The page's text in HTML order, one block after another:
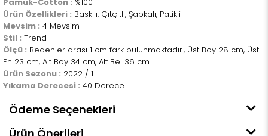
Pamuk-Cotton : %100
Ürün Özellikleri : Baskılı, Çıtçıtlı, Şapkalı, Patikli
Mevsim : 4 Mevsim
Stil : Trend
Ölçü : Bedenler arası 1 cm fark bulunmaktadır., Üst Boy 28 cm, Üst
En 23 cm, Alt Boy 34 cm, Alt Bel 36 cm
Ürün Sezonu : 2022 / 1
Yıkama Derecesi : 40 Derece
Ödeme Seçenekleri